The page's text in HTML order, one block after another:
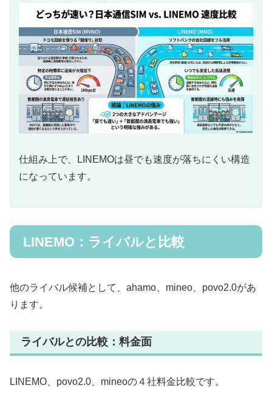
仕組み上で、LINEMOは昼でも速度が落ちにくい構造
になっています。
LINEMO：ライバルと比較
他のライバル候補として、ahamo、mineo、povo2.0があ
ります。
ライバルとの比較：料金面
LINEMO、povo2.0、mineoの４社料金比較です。